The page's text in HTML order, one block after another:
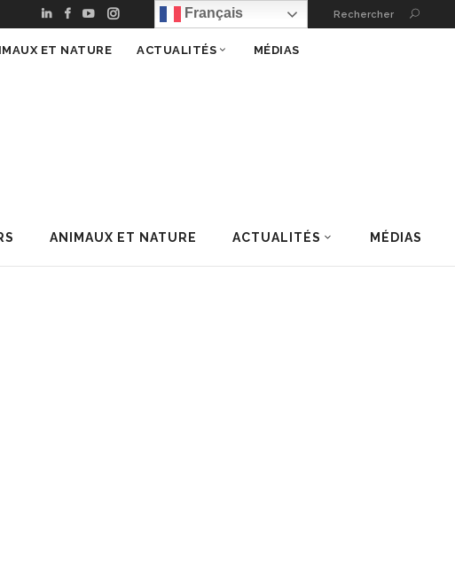
Français Rechercher
ANIMAUX ET NATURE ACTUALITÉS MÉDIAS
ET NATURE ACTUALITÉS MÉDIAS